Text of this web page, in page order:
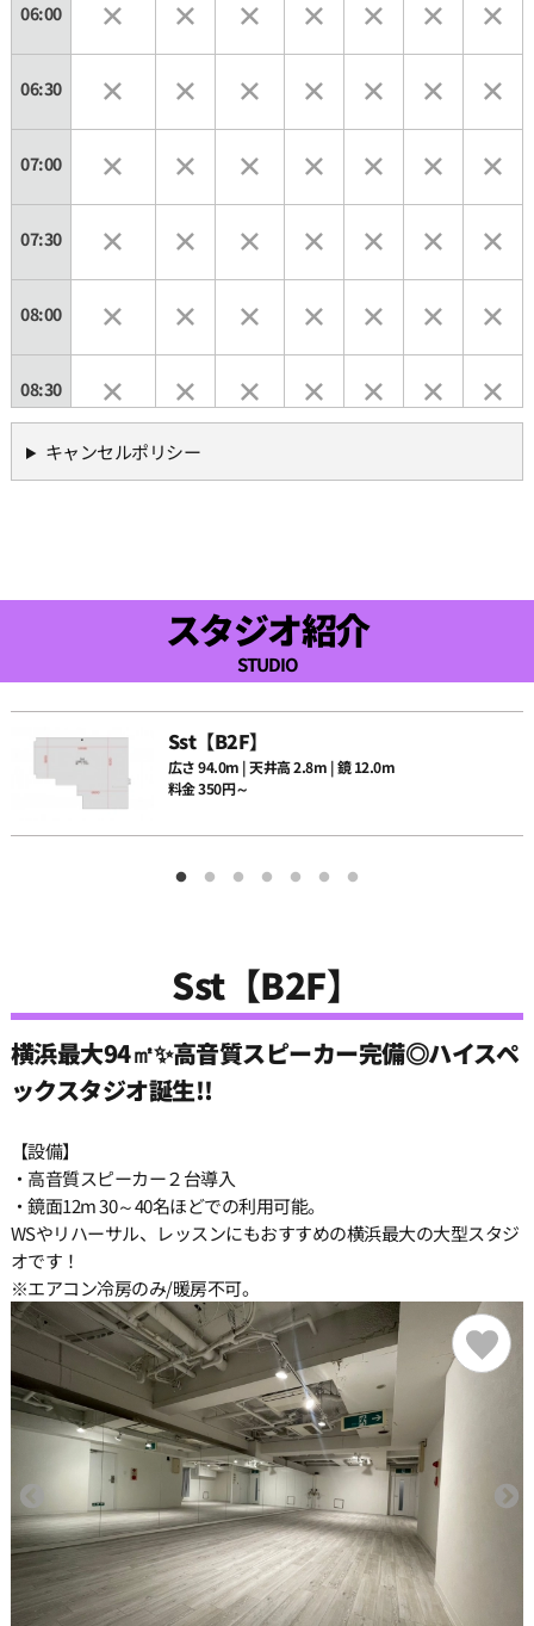
06:00
06:30
07:00
07:30
08:00
08:30
09:00
10:30
11:00
11:30
13:00
13:30
14:00
14:30
15:00
15:30
16:00
16:30
キャンセルポリシー
スタジオ紹介
STUDIO
Sst【B2F】
広さ 94.0m | 天井高 2.8m | 鏡 12.0m
料金 350円～
Sst【B2F】
横浜最大94㎡✨高音質スピーカー完備◎ハイスペ
ックスタジオ誕生!!
【設備】
・高音質スピーカー２台導入
・鏡面12m 30～40名ほどでの利用可能。
WSやリハーサル、レッスンにもおすすめの横浜最大の大型スタジ
オです！
※エアコン冷房のみ/暖房不可。